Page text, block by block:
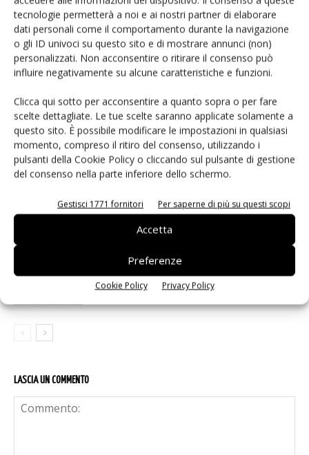
tecnologie permetterà a noi e ai nostri partner di elaborare
dati personali come il comportamento durante la navigazione
o gli ID univoci su questo sito e di mostrare annunci (non)
personalizzati. Non acconsentire o ritirare il consenso può
influire negativamente su alcune caratteristiche e funzioni.
Clicca qui sotto per acconsentire a quanto sopra o per fare
scelte dettagliate. Le tue scelte saranno applicate solamente a
questo sito. È possibile modificare le impostazioni in qualsiasi
momento, compreso il ritiro del consenso, utilizzando i
pulsanti della Cookie Policy o cliccando sul pulsante di gestione
del consenso nella parte inferiore dello schermo.
Gestisci 1771 fornitori Per saperne di più su questi scopi
Accetta
Preferenze
Cookie Policy Privacy Policy
Facebook Twitter
ARTICOLI CORRELATI ALTRO DALL'AUTORE
eGaN per convertitori DC-DC: EPC
accelera
Microchip lancia il midspan PoE
industriale PD-9601GCI da 90W
Infineon e LS Electric alleate sulla
corrente continua per i data center AI
LASCIA UN COMMENTO